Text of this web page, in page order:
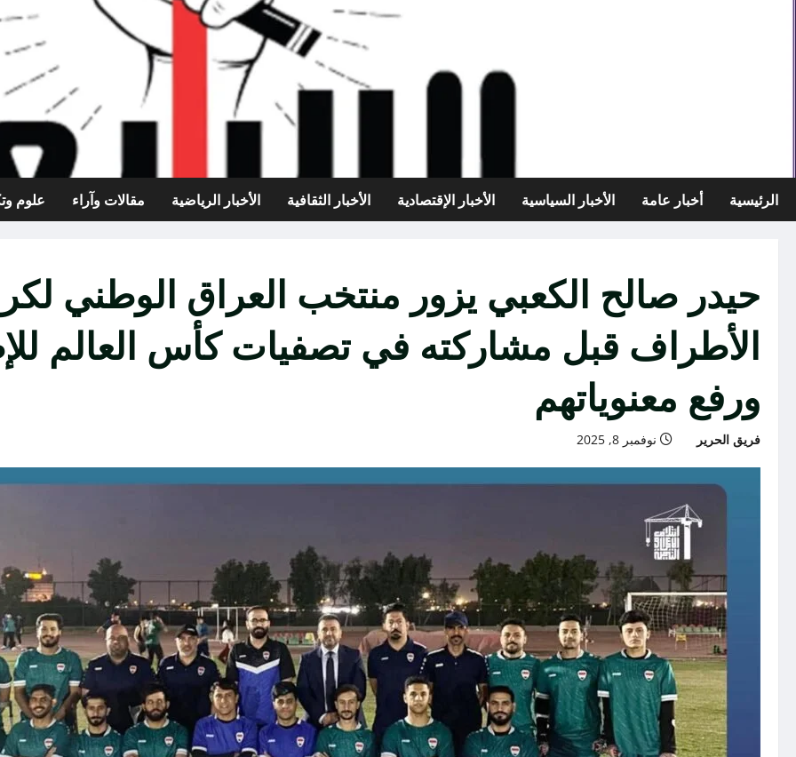
الرئيسية أخبار عامة الأخبار السياسية الأخبار الإقتصادية الأخبار الثقافية الأخبار الرياضية مقالات وآراء علوم
حيدر صالح الكعبي يزور منتخب العراق الوطني
الأطراف قبل مشاركته في تصفيات كأس العالم
ورفع معنوياتهم
فريق الحرير نوفمبر 8, 2025